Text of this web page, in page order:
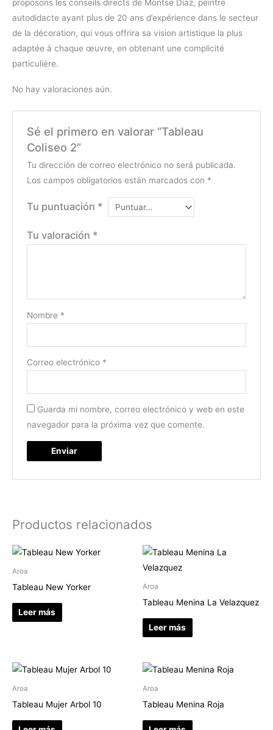
proposons les conseils directs de Montse Díaz, peintre
autodidacte ayant plus de 20 ans d’expérience dans le secteur
de la décoration, qui vous offrira sa vision artistique la plus
adaptée à chaque œuvre, en obtenant une complicité
particulière.
No hay valoraciones aún.
Sé el primero en valorar “Tableau
Coliseo 2”
Tu dirección de correo electrónico no será publicada.
Los campos obligatorios están marcados con *
Tu puntuación *
Tu valoración *
Nombre *
Correo electrónico *
Guarda mi nombre, correo electrónico y web en este
navegador para la próxima vez que comente.
Productos relacionados
Aroa
Tableau New Yorker
Leer más
Aroa
Tableau Menina La Velazquez
Leer más
Aroa
Tableau Mujer Arbol 10
Aroa
Tableau Menina Roja